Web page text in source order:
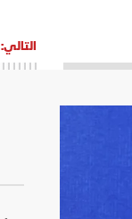
التالي: